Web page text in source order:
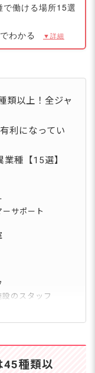
で働ける場所15選
わかる ▼詳細
類以上！全ジャ
利になってい
種【15選】
サポート
のスタッフ
コツ
45種類以